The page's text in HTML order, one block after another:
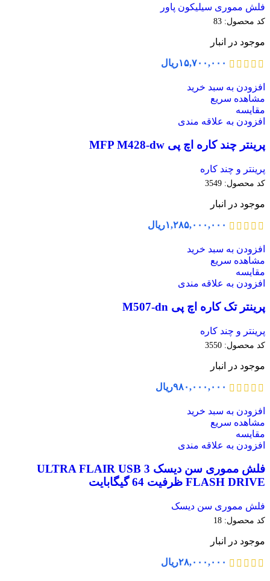
فلش مموری سیلیکون پاور
کد محصول: 83
موجود در انبار
۱۵,۷۰۰,۰۰۰ریال
افزودن به سبد خرید
مشاهده سریع
مقایسه
افزودن به علاقه مندی
پرینتر چند کاره اچ پی MFP M428-dw
پرینتر و چند کاره
کد محصول: 3549
موجود در انبار
۱,۲۸۵,۰۰۰,۰۰۰ریال
افزودن به سبد خرید
مشاهده سریع
مقایسه
افزودن به علاقه مندی
پرینتر تک کاره اچ پی M507-dn
پرینتر و چند کاره
کد محصول: 3550
موجود در انبار
۹۸۰,۰۰۰,۰۰۰ریال
افزودن به سبد خرید
مشاهده سریع
مقایسه
افزودن به علاقه مندی
فلش مموری سن دیسک ULTRA FLAIR USB 3
FLASH DRIVE ظرفیت 64 گیگابایت
فلش مموری سن دیسک
کد محصول: 18
موجود در انبار
۲۸,۰۰۰,۰۰۰ریال